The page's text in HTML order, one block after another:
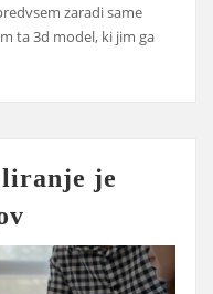
zaradi same
ta 3d model, ki jim ga
je